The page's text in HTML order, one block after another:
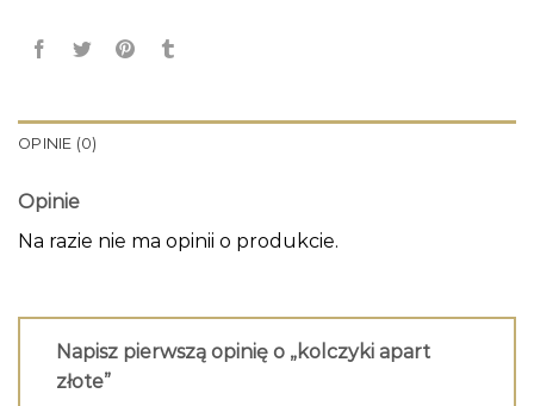
OPINIE (0)
Opinie
Na razie nie ma opinii o produkcie.
Napisz pierwszą opinię o „kolczyki apart
złote”